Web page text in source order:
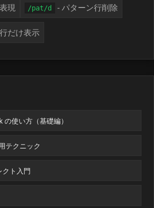
現 /pat/d - パターン行削除
だけ表示
使い方（基礎編）
テクニック
クト入門